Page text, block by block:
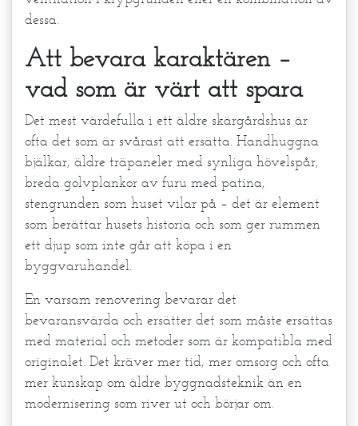
dessa.
Att bevara karaktären –
vad som är värt att spara
Det mest värdefulla i ett äldre skärgårdshus är
ofta det som är svårast att ersätta. Handhuggna
bjälkar, äldre träpaneler med synliga hövelspår,
breda golvplankor av furu med patina,
stengrunden som huset vilar på – det är element
som berättar husets historia och som ger rummen
ett djup som inte går att köpa i en
byggvaruhandel.
En varsam renovering bevarar det
bevaransvärda och ersätter det som måste ersättas
med material och metoder som är kompatibla med
originalet. Det kräver mer tid, mer omsorg och ofta
mer kunskap om äldre byggnadsteknik än en
modernisering som river ut och börjar om.